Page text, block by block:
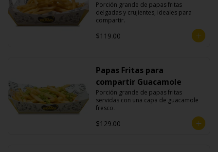
Porción grande de papas fritas
delgadas y crujientes, ideales para
compartir.
$119.00
Papas Fritas para
compartir Guacamole
Porción grande de papas fritas
servidas con una capa de guacamole
fresco.
$129.00